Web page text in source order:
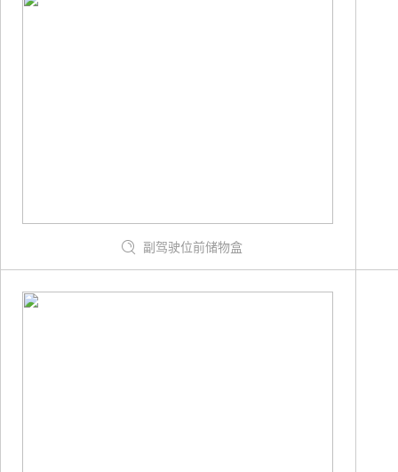
副驾驶位前储物盒